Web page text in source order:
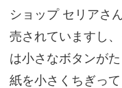
ショップ セリアさ
売されていますし
は小さなボタンが
紙を小さくちぎっ